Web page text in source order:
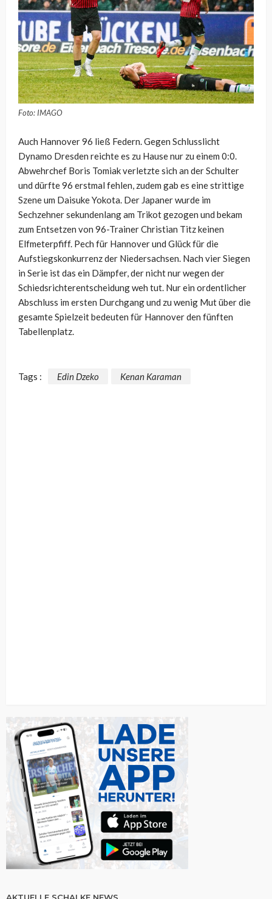
Foto: IMAGO
Auch Hannover 96 ließ Federn. Gegen Schlusslicht
Dynamo Dresden reichte es zu Hause nur zu einem 0:0.
Abwehrchef Boris Tomiak verletzte sich an der Schulter
und dürfte 96 erstmal fehlen, zudem gab es eine strittige
Szene um Daisuke Yokota. Der Japaner wurde im
Sechzehner sekundenlang am Trikot gezogen und bekam
zum Entsetzen von 96-Trainer Christian Titz keinen
Elfmeterpfiff. Pech für Hannover und Glück für die
Aufstiegskonkurrenz der Niedersachsen. Nach vier Siegen
in Serie ist das ein Dämpfer, der nicht nur wegen der
Schiedsrichterentscheidung weh tut. Nur ein ordentlicher
Abschluss im ersten Durchgang und zu wenig Mut über die
gesamte Spielzeit bedeuten für Hannover den fünften
Tabellenplatz.
Tags : Edin Dzeko Kenan Karaman